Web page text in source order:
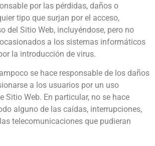
por las pérdidas, daños o
tipo que surjan por el acceso,
del Sitio Web, incluyéndose, pero no
a los sistemas informáticos
la introducción de virus.
se hace responsable de los daños
a los usuarios por un uso
Sitio Web. En particular, no se hace
alguno de las caídas, interrupciones,
telecomunicaciones que pudieran